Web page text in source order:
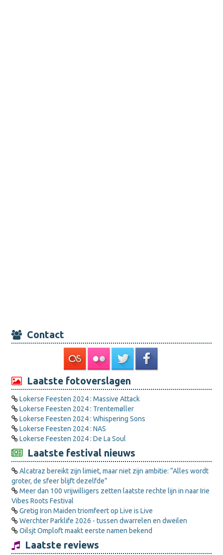
Contact
Laatste fotoverslagen
Lokerse Feesten 2024 : Massive Attack
Lokerse Feesten 2024 : Trentemøller
Lokerse Feesten 2024 : Whispering Sons
Lokerse Feesten 2024 : NAS
Lokerse Feesten 2024 : De La Soul
Laatste festival nieuws
Alcatraz bereikt zijn limiet, maar niet zijn ambitie: “Alles wordt
groter, de sfeer blijft dezelfde”
Meer dan 100 vrijwilligers zetten laatste rechte lijn in naar Irie
Vibes Roots Festival
Gretig Iron Maiden triomfeert op Live is Live
Werchter Parklife 2026 - tussen dwarrelen en dweilen
Oilsjt Omploft maakt eerste namen bekend
Laatste reviews